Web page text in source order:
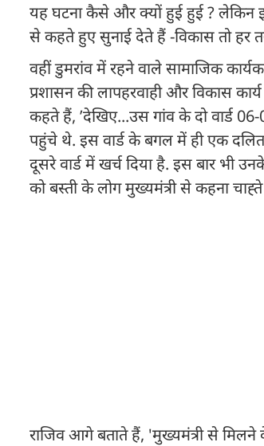
यह घटना कैसे और क्यों हुई हुई ? लेकिन
से कहते हुए सुनाई देते हैं -विकास तो हर
वहीं डुमरांव में रहने वाले सामाजिक
प्रशासन की लापहरवाही और विकास
कहते हैं, ’देखिए...उस गांव के दो वार्ड
पहुंचे थे. इस वार्ड के बगल में ही एक
दूसरे वार्ड में खर्च दिया है. इस बार भी
को बस्ती के लोग मुख्यमंत्री से कहना
राजिव आगे बताते हैं, 'मुख्यमंत्री से मिलने